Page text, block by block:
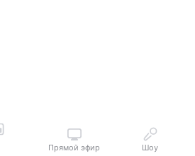
Прямой эфир Шоу